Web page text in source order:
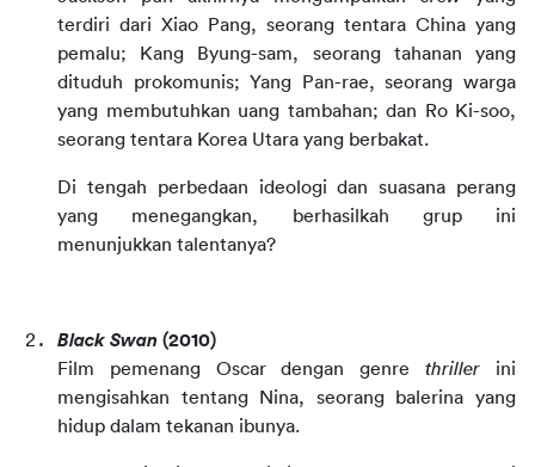
terdiri dari Xiao Pang, seorang tentara China yang
pemalu; Kang Byung-sam, seorang tahanan yang
dituduh prokomunis; Yang Pan-rae, seorang warga
yang membutuhkan uang tambahan; dan Ro Ki-soo,
seorang tentara Korea Utara yang berbakat.
Di tengah perbedaan ideologi dan suasana perang
yang menegangkan, berhasilkah grup ini
menunjukkan talentanya?
Black Swan (2010)
Film pemenang Oscar dengan genre thriller ini
mengisahkan tentang Nina, seorang balerina yang
hidup dalam tekanan ibunya.